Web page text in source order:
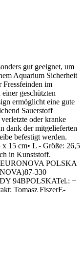
gut geeignet, um
Aquarium Sicherheit
Fressfeinden im
geschützten
ermöglicht eine gute
Sauerstoff
oder kranke
dank der mitgelieferten
befestigt werden.
15 cm• L - Größe: 26,5
in Kunststoff.
POLSKA
330
94BPOLSKATel.: +
Tomasz FiszerE-